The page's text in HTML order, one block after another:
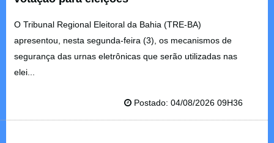
O Tribunal Regional Eleitoral da Bahia (TRE-BA)
apresentou, nesta segunda-feira (3), os mecanismos de
segurança das urnas eletrônicas que serão utilizadas nas
elei...
Postado: 04/08/2026 09H36